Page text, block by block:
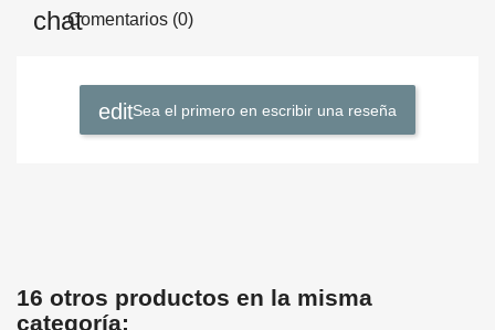
Comentarios (0)
Sea el primero en escribir una reseña
16 otros productos en la misma
categoría: